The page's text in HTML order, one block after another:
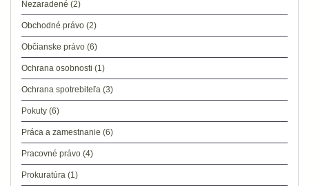
Nezaradené (2)
Obchodné právo (2)
Občianske právo (6)
Ochrana osobnosti (1)
Ochrana spotrebiteľa (3)
Pokuty (6)
Práca a zamestnanie (6)
Pracovné právo (4)
Prokuratúra (1)